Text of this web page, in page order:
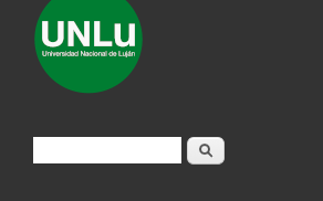
Formulario de búsqueda
Buscar